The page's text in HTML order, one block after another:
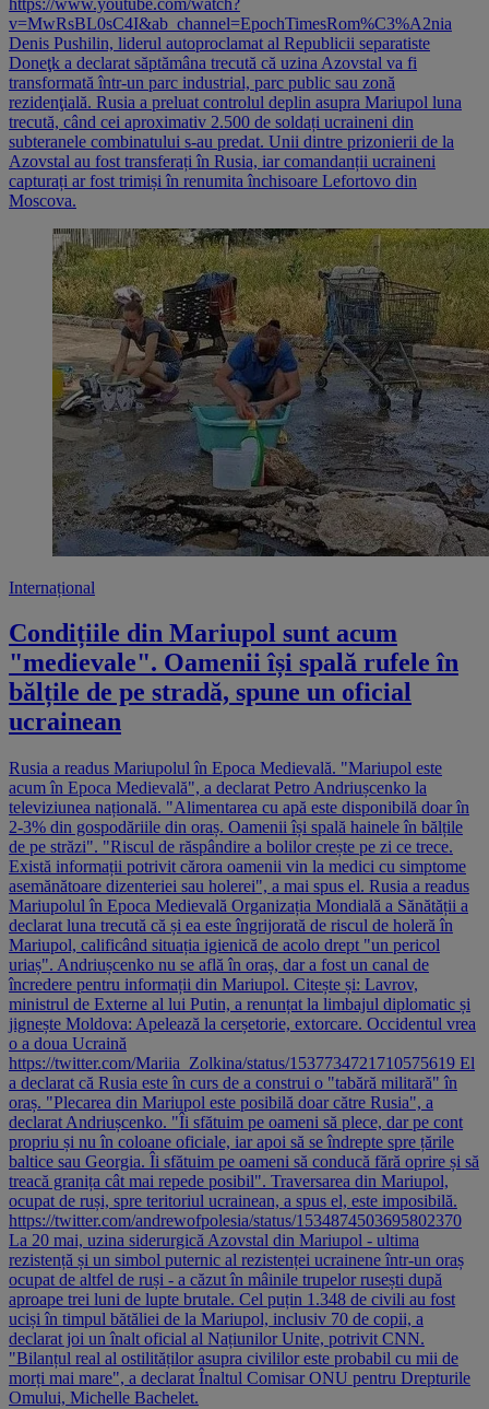
v=MwRsBL0sC4I&ab_channel=EpochTimesRom%C3%A2nia
Denis Pushilin, liderul autoproclamat al Republicii separatiste
Doneţk a declarat săptămâna trecută că uzina Azovstal va fi
transformată într-un parc industrial, parc public sau zonă
rezidenţială. Rusia a preluat controlul deplin asupra Mariupol luna
trecută, când cei aproximativ 2.500 de soldați ucraineni din
subteranele combinatului s-au predat. Unii dintre prizonierii de la
Azovstal au fost transferați în Rusia, iar comandanții ucraineni
capturați ar fost trimiși în renumita închisoare Lefortovo din
Moscova.
Internațional
Condițiile din Mariupol sunt acum
"medievale". Oamenii își spală rufele în
bălțile de pe stradă, spune un oficial
ucrainean
Rusia a readus Mariupolul în Epoca Medievală. "Mariupol este
acum în Epoca Medievală", a declarat Petro Andriușcenko la
televiziunea națională. "Alimentarea cu apă este disponibilă doar în
2-3% din gospodăriile din oraș. Oamenii își spală hainele în bălțile
de pe străzi". "Riscul de răspândire a bolilor crește pe zi ce trece.
Există informații potrivit cărora oamenii vin la medici cu simptome
asemănătoare dizenteriei sau holerei", a mai spus el. Rusia a readus
Mariupolul în Epoca Medievală Organizația Mondială a Sănătății a
declarat luna trecută că și ea este îngrijorată de riscul de holeră în
Mariupol, calificând situația igienică de acolo drept "un pericol
uriaș". Andriușcenko nu se află în oraș, dar a fost un canal de
încredere pentru informații din Mariupol. Citește și: Lavrov,
ministrul de Externe al lui Putin, a renunțat la limbajul diplomatic și
jignește Moldova: Apelează la cerșetorie, extorcare. Occidentul vrea
o a doua Ucraină
https://twitter.com/Mariia_Zolkina/status/1537734721710575619 El
a declarat că Rusia este în curs de a construi o "tabără militară" în
oraș. "Plecarea din Mariupol este posibilă doar către Rusia", a
declarat Andriușcenko. "Îi sfătuim pe oameni să plece, dar pe cont
propriu și nu în coloane oficiale, iar apoi să se îndrepte spre țările
baltice sau Georgia. Îi sfătuim pe oameni să conducă fără oprire și să
treacă granița cât mai repede posibil". Traversarea din Mariupol,
ocupat de ruși, spre teritoriul ucrainean, a spus el, este imposibilă.
https://twitter.com/andrewofpolesia/status/1534874503695802370
La 20 mai, uzina siderurgică Azovstal din Mariupol - ultima
rezistență și un simbol puternic al rezistenței ucrainene într-un oraș
ocupat de altfel de ruși - a căzut în mâinile trupelor rusești după
aproape trei luni de lupte brutale. Cel puțin 1.348 de civili au fost
uciși în timpul bătăliei de la Mariupol, inclusiv 70 de copii, a
declarat joi un înalt oficial al Națiunilor Unite, potrivit CNN.
"Bilanțul real al ostilităților asupra civililor este probabil cu mii de
morți mai mare", a declarat Înaltul Comisar ONU pentru Drepturile
Omului, Michelle Bachelet.